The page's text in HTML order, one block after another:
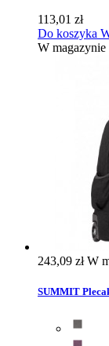
113,01 zł
Do koszyka
W magazynie
243,09 złW
SUMMIT